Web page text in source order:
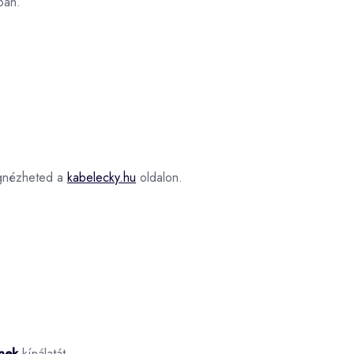
a kabelecky.hu oldalon.